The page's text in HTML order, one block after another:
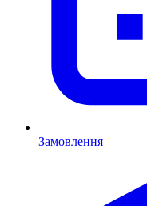
Замовлення